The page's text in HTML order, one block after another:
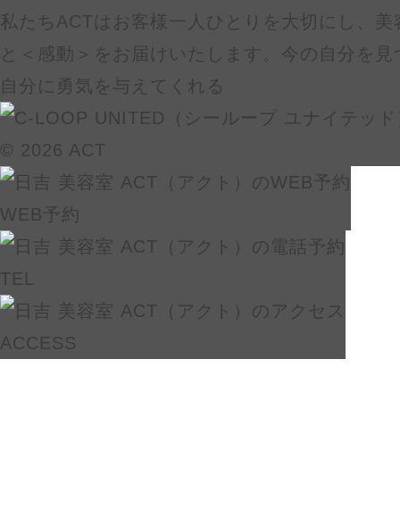
私たちACTはお客様一人ひとりを大切にし、
と＜感動＞をお届けいたします。今の自分を
自分に勇気を与えてくれる
© 2026 ACT
WEB予約
TEL
ACCESS